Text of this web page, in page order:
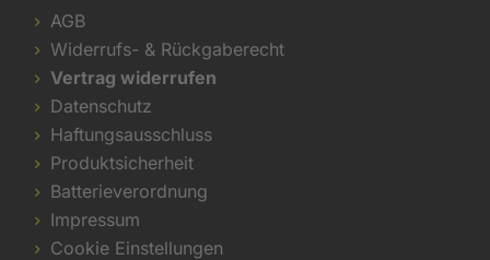
AGB
Widerrufs- & Rückgaberecht
Vertrag widerrufen
Datenschutz
Haftungsausschluss
Produktsicherheit
Batterieverordnung
Impressum
Cookie Einstellungen